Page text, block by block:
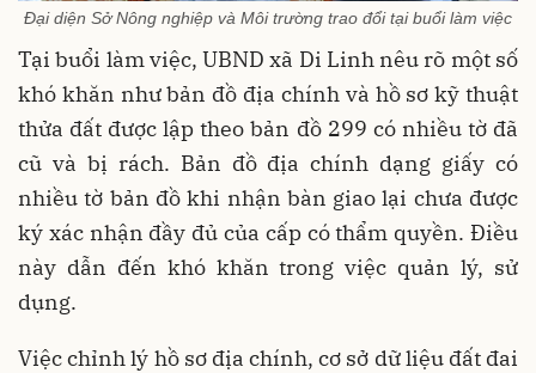
Đại diện Sở Nông nghiệp và Môi trường trao đổi tại buổi làm việc
Tại buổi làm việc, UBND xã Di Linh nêu rõ một số
khó khăn như bản đồ địa chính và hồ sơ kỹ thuật
thửa đất được lập theo bản đồ 299 có nhiều tờ đã
cũ và bị rách. Bản đồ địa chính dạng giấy có
nhiều tờ bản đồ khi nhận bàn giao lại chưa được
ký xác nhận đầy đủ của cấp có thẩm quyền. Điều
này dẫn đến khó khăn trong việc quản lý, sử
dụng.
Việc chỉnh lý hồ sơ địa chính, cơ sở dữ liệu đất đai